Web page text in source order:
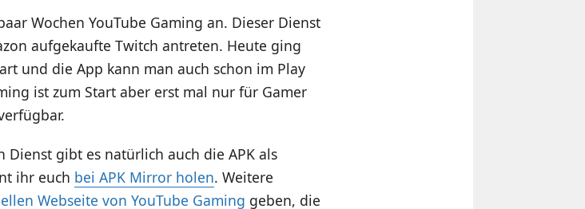
Wochen YouTube Gaming an. Dieser Dienst
aufgekaufte Twitch antreten. Heute ging
und die App kann man auch schon im Play
ist zum Start aber erst mal nur für Gamer
Dienst gibt es natürlich auch die APK als
ihr euch bei APK Mirror holen. Weitere
Webseite von YouTube Gaming geben, die